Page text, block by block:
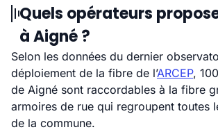
Quels opérateurs
à Aigné ?
Selon les données du dernier
déploiement de la fibre de l’ARCEP,
de Aigné sont raccordables à la fibre
armoires de rue qui regroupent toutes
de la commune.